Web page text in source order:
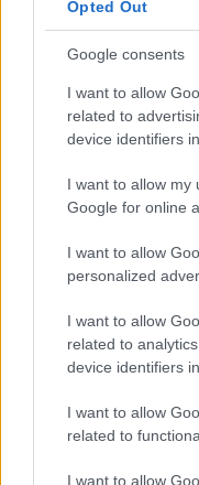
Opted Out
Google consents
I want to allow
related to
device identifiers
I want to allow my
Google for online
I want to allow
personalized
I want to allow
related to
device identifiers
I want to allow
related to
I want to allow
υγιέστατο
Η
σε πελάγη